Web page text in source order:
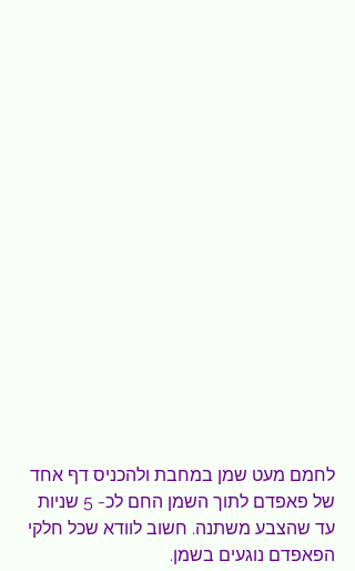
לחמם מעט שמן במחבת ולהכניס דף אחד
של פאפדם לתוך השמן החם לכ- 5 שניות
עד שהצבע משתנה. חשוב לוודא שכל חלקי
הפאפדם נוגעים בשמן.